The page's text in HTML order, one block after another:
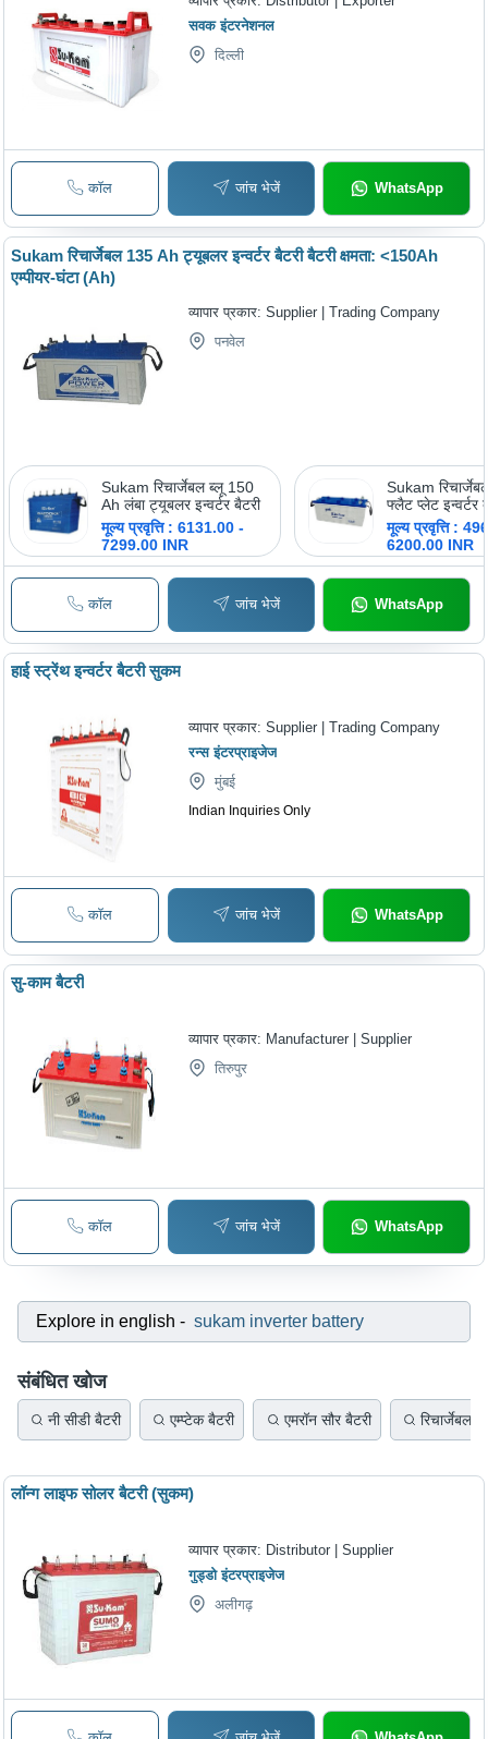
सवक इंटरनेशनल
दिल्ली
कॉल जांच भेजें WhatsApp
Sukam रिचार्जेबल 135 Ah ट्यूबलर इन्वर्टर बैटरी बैटरी क्षमता: <150Ah
एम्पीयर-घंटा (Ah)
व्यापार प्रकार:Supplier | Trading Company
पनवेल
Sukam रिचार्जेबल ब्लू 150
Ah लंबा ट्यूबलर इन्वर्टर बैटरी
मूल्य प्रवृत्ति : 6131.00 -
7299.00 INR
Sukam
फ्लैट प्लेट इन्वर्टर
मूल्य प्रवृत्ति :
6200.00 INR
कॉल जांच भेजें WhatsApp
हाई स्ट्रेंथ इन्वर्टर बैटरी सुकम
व्यापार प्रकार:Supplier | Trading Company
रन्स इंटरप्राइजेज
मुंबई
Indian Inquiries Only
कॉल जांच भेजें WhatsApp
सु-काम बैटरी
व्यापार प्रकार: Manufacturer | Supplier
तिरुपुर
कॉल जांच भेजें WhatsApp
Explore in english - sukam inverter battery
संबंधित खोज
नी सीडी बैटरी एम्प्टेक बैटरी एमरॉन सौर बैटरी रिचार्जेबल
लॉन्ग लाइफ सोलर बैटरी (सुकम)
व्यापार प्रकार: Distributor | Supplier
गुड्डो इंटरप्राइजेज
अलीगढ़